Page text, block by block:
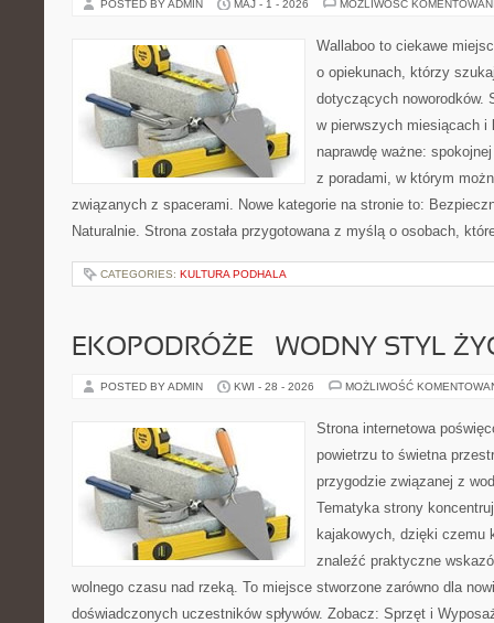
POSTED BY ADMIN MAJ - 1 - 2026 MOŻLIWOŚĆ
Wallaboo to ciekawe
o opiekunach, którzy
dotyczących noworodków.
w pierwszych miesiącach
naprawdę ważne:
z poradami, w którym
związanych z spacerami. Nowe kategorie na stronie to:
Naturalnie. Strona została przygotowana z myślą o osobach,
CATEGORIES: KULTURA PODHALA
EKOPODRÓŻE – WODNY STYL
POSTED BY ADMIN KWI - 28 - 2026 MOŻLIWOŚĆ
Strona internetowa
powietrzu to świetna
przygodzie związanej z
Tematyka strony
kajakowych, dzięki czemu
znaleźć praktyczne
wolnego czasu nad rzeką. To miejsce stworzone zarówno dla
doświadczonych uczestników spływów. Zobacz: Sprzęt i